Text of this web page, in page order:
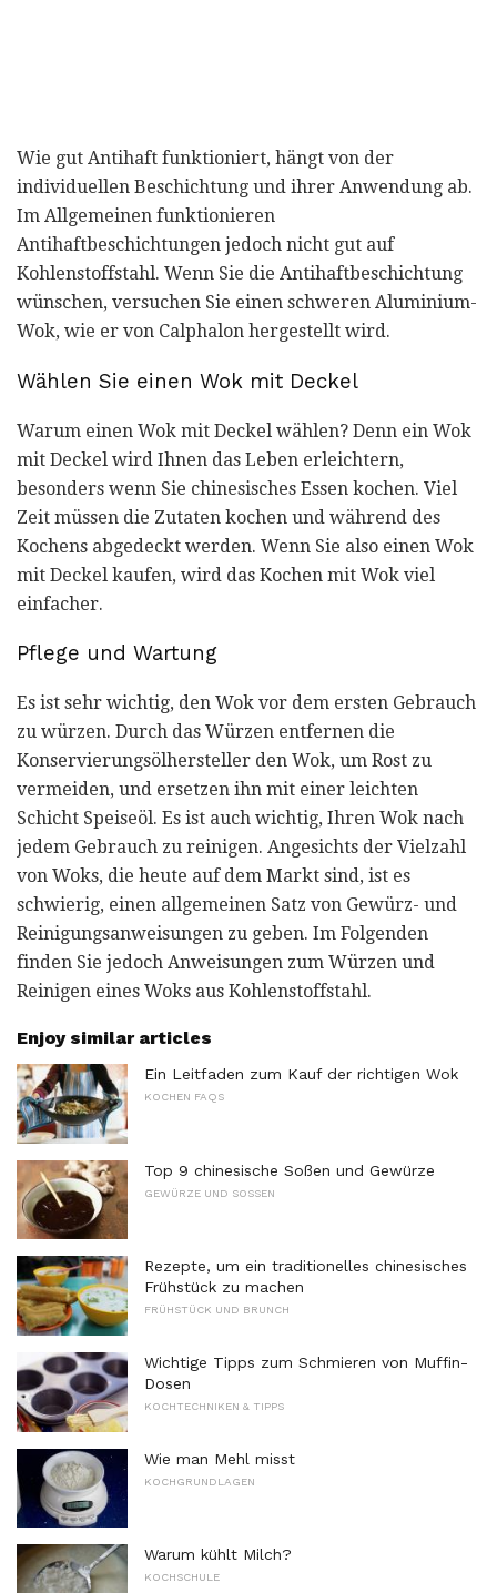
Wie gut Antihaft funktioniert, hängt von der
individuellen Beschichtung und ihrer Anwendung ab.
Im Allgemeinen funktionieren
Antihaftbeschichtungen jedoch nicht gut auf
Kohlenstoffstahl. Wenn Sie die Antihaftbeschichtung
wünschen, versuchen Sie einen schweren Aluminium-
Wok, wie er von Calphalon hergestellt wird.
Wählen Sie einen Wok mit Deckel
Warum einen Wok mit Deckel wählen? Denn ein Wok
mit Deckel wird Ihnen das Leben erleichtern,
besonders wenn Sie chinesisches Essen kochen. Viel
Zeit müssen die Zutaten kochen und während des
Kochens abgedeckt werden. Wenn Sie also einen Wok
mit Deckel kaufen, wird das Kochen mit Wok viel
einfacher.
Pflege und Wartung
Es ist sehr wichtig, den Wok vor dem ersten Gebrauch
zu würzen. Durch das Würzen entfernen die
Konservierungsölhersteller den Wok, um Rost zu
vermeiden, und ersetzen ihn mit einer leichten
Schicht Speiseöl. Es ist auch wichtig, Ihren Wok nach
jedem Gebrauch zu reinigen. Angesichts der Vielzahl
von Woks, die heute auf dem Markt sind, ist es
schwierig, einen allgemeinen Satz von Gewürz- und
Reinigungsanweisungen zu geben. Im Folgenden
finden Sie jedoch Anweisungen zum Würzen und
Reinigen eines Woks aus Kohlenstoffstahl.
Enjoy similar articles
Ein Leitfaden zum Kauf der richtigen Wok
KOCHEN FAQS
Top 9 chinesische Soßen und Gewürze
GEWÜRZE UND SOSSEN
Rezepte, um ein traditionelles chinesisches
Frühstück zu machen
FRÜHSTÜCK UND BRUNCH
Wichtige Tipps zum Schmieren von Muffin-
Dosen
KOCHTECHNIKEN & TIPPS
Wie man Mehl misst
KOCHGRUNDLAGEN
Warum kühlt Milch?
KOCHSCHULE